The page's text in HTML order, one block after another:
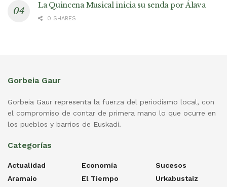
La Quincena Musical inicia su senda por Álava
0 SHARES
Gorbeia Gaur
Gorbeia Gaur representa la fuerza del periodismo local, con
el compromiso de contar de primera mano lo que ocurre en
los pueblos y barrios de Euskadi.
Categorías
Actualidad
Aramaio
Economía
El Tiempo
Sucesos
Urkabustaiz